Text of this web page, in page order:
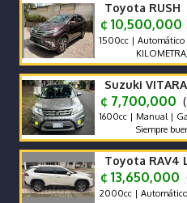
Toyota RUSH
¢ 10,500,000
1500cc | Automático
KILOMETRAJE
Suzuki
¢ 7,700,000
1600cc | Manual |
Siempre buen
Toyota RAV4
¢ 13,650,000
2000cc |